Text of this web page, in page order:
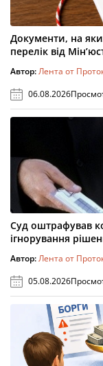
Документи, на
перелік від
Автор:Лента от
06.08.2026
Суд оштрафував
ігнорування
Автор:Лента от
05.08.2026